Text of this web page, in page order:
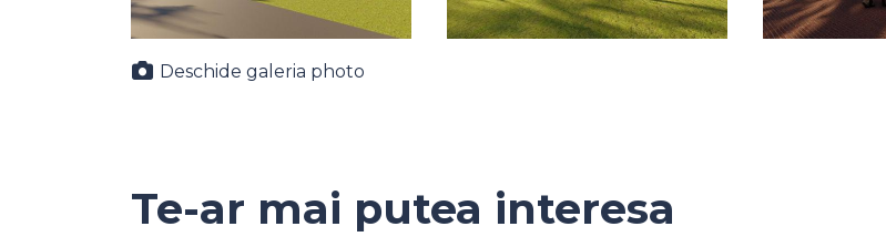
Deschide galeria photo
Te-ar mai putea interesa